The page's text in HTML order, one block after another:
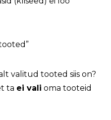
valitud tooted siis on?
ta ei vali oma tooteid